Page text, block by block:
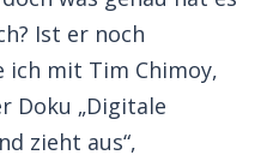
Ist er noch
ich mit Tim Chimoy,
Doku „Digitale
zieht aus“,